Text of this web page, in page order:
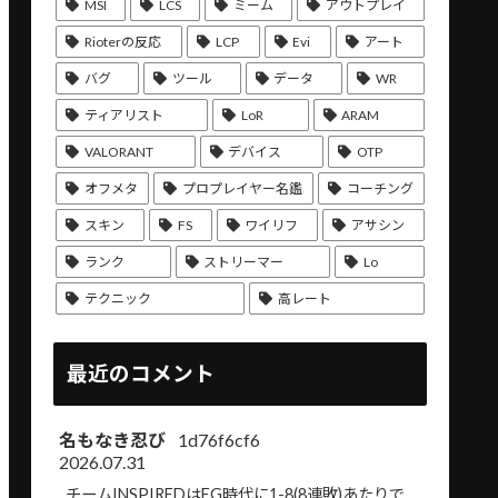
MSI LCS ミーム アウトプレイ
Rioterの反応 LCP Evi アート
バグ ツール データ WR
ティアリスト LoR ARAM
VALORANT デバイス OTP
オフメタ プロプレイヤー名鑑 コーチング
スキン FS ワイリフ アサシン
ランク ストリーマー Lo
テクニック 高レート
最近のコメント
名もなき忍び
1d76f6cf6
2026.07.31
チームINSPIREDはEG時代に1-8(8連敗)あたりで